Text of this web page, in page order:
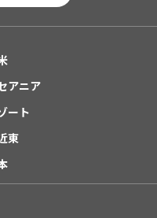
アニア
ート
東